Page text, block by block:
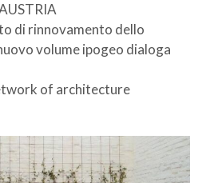
di rinnovamento dello
volume ipogeo dialoga
of architecture